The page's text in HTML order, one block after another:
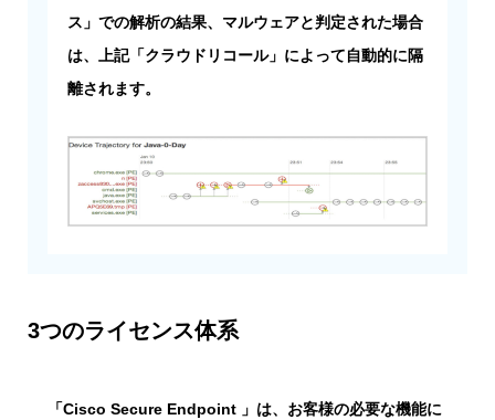
ス」での解析の結果、マルウェアと判定された場合
は、上記「クラウドリコール」によって自動的に隔
離されます。
3つのライセンス体系
「Cisco Secure Endpoint 」は、お客様の必要な機能に